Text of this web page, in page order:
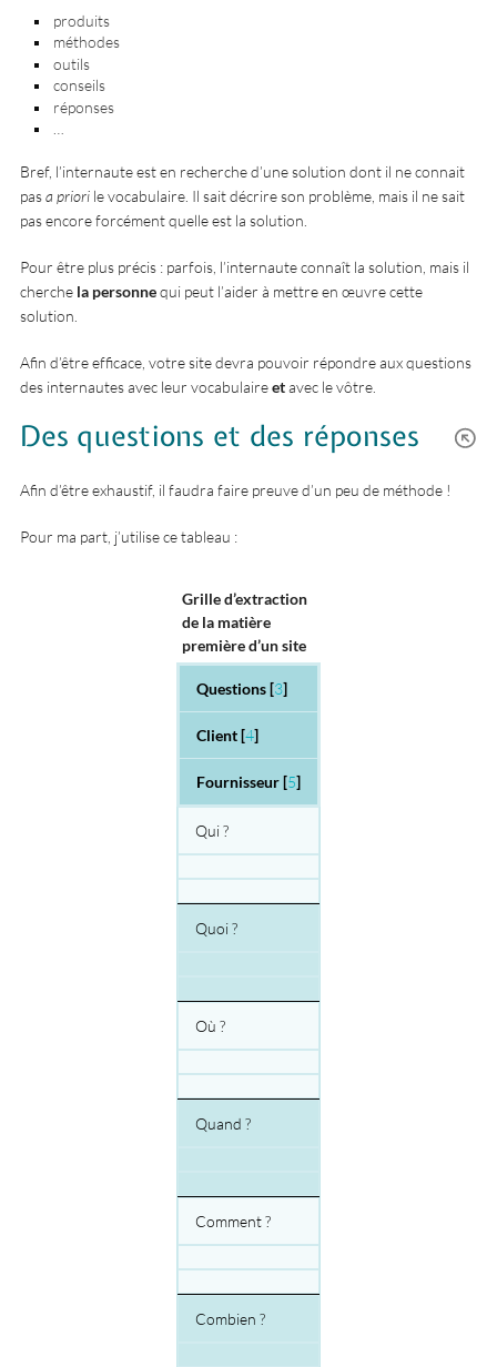
produits
méthodes
outils
conseils
réponses
…
Bref, l’internaute est en recherche d’une solution dont il ne connait
pasa priori le vocabulaire. Il sait décrire son problème, mais il ne sait
pas encore forcément quelle est la solution.
Pour être plus précis : parfois, l’internaute connaît la solution, mais il
cherche la personnequi peut l’aider à mettre en œuvre cette
solution.
Afin d’être efficace, votre site devra pouvoir répondre aux questions
des internautes avec leur vocabulaireetavec le vôtre.
Des questions et des réponses
Afin d’être exhaustif, il faudra faire preuve d’un peu de méthode !
Pour ma part, j’utilise ce tableau :
Grille d’extraction
de la matière
première d’un site
Questions[3]
Client[4]
Fournisseur[5]
Qui ?
Quoi ?
Où ?
Quand ?
Comment ?
Combien ?